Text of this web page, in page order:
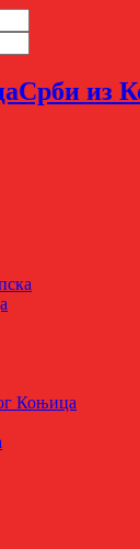
Срби из
Коњица